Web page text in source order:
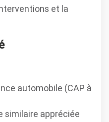
et la
automobile (CAP à
similaire appréciée